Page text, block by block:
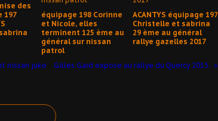
des
197
équipage 198 Corinne
et Nicole, elles
terminent 125 ème au
général sur nissan
patrol
ACANTYS équipage 197
Christelle et sabrina
29 ème au général
rallye gazelles 2017
nissan juke Gilles Gard expose au rallye du Quercy 2015.